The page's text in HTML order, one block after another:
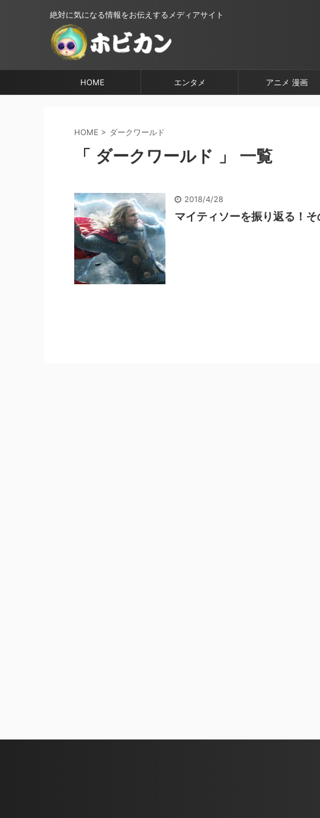
絶対に気になる情報をお伝えするメディアサイト
HOME エンタメ アニメ 漫画
HOME > ダークワールド
「 ダークワールド 」 一覧
2018/4/28
マイティソーを振り返る！